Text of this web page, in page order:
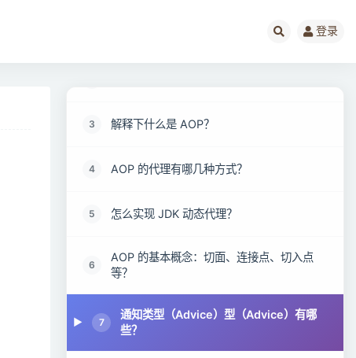
登录
3 解释下什么是 AOP？
4 AOP 的代理有哪几种方式？
5 怎么实现 JDK 动态代理？
6
AOP 的基本概念：切面、连接点、切入点
等？
7
通知类型（Advice）型（Advice）有哪
些？